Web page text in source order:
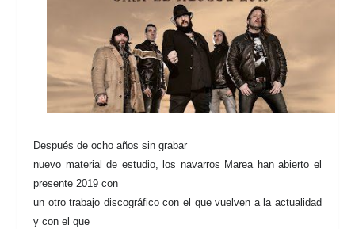
Después de ocho años sin grabar
nuevo material de estudio, los navarros Marea han abierto el
presente 2019 con
un otro trabajo discográfico con el que vuelven a la actualidad
y con el que